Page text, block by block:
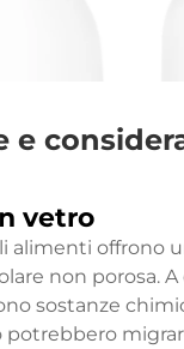
e
vetro
alimenti offrono
non porosa.
sostanze